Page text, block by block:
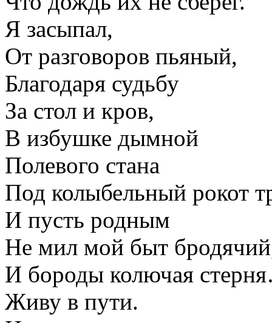
Я засыпал,
От разговоров пьяный,
Благодаря судьбу
За стол и кров,
В избушке дымной
Полевого стана
Под колыбельный рокот
И пусть родным
Не мил мой быт
И бороды колючая
Живу в пути.